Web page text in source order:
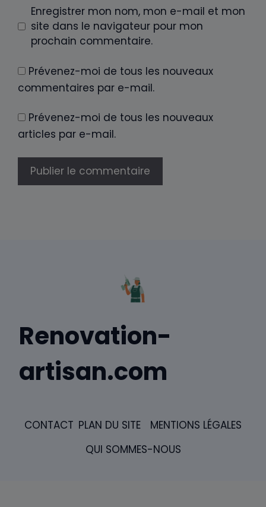
Enregistrer mon nom, mon e-mail et mon
site dans le navigateur pour mon
prochain commentaire.
Prévenez-moi de tous les nouveaux
commentaires par e-mail.
Prévenez-moi de tous les nouveaux
articles par e-mail.
Renovation-
artisan.com
CONTACT PLAN DU SITE
MENTIONS LÉGALES
QUI SOMMES-NOUS